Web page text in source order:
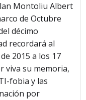
Montoliu Albert
de Octubre
décimo
recordará al
2015 a los 17
viva su memoria,
fobia y las
por